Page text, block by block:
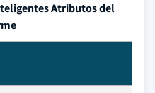
Atributos del